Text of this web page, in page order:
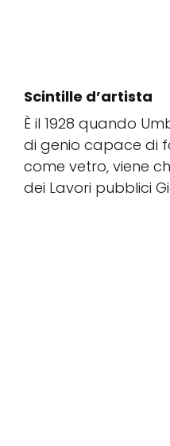
Scintille d’artista
È il 1928 quando
di genio capace di
come vetro, viene
dei Lavori pubblici